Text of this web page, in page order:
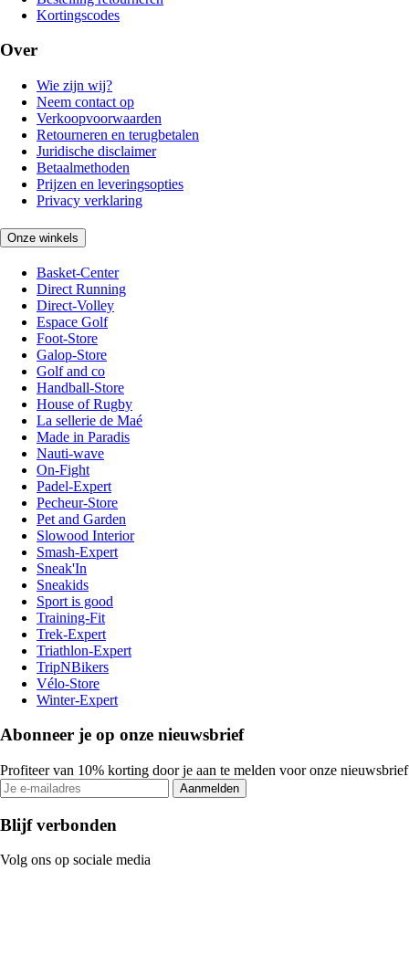
Kortingscodes
Over
Wie zijn wij?
Neem contact op
Verkoopvoorwaarden
Retourneren en terugbetalen
Juridische disclaimer
Betaalmethoden
Prijzen en leveringsopties
Privacy verklaring
Onze winkels
Basket-Center
Direct Running
Direct-Volley
Espace Golf
Foot-Store
Galop-Store
Golf and co
Handball-Store
House of Rugby
La sellerie de Maé
Made in Paradis
Nauti-wave
On-Fight
Padel-Expert
Pecheur-Store
Pet and Garden
Slowood Interior
Smash-Expert
Sneak'In
Sneakids
Sport is good
Training-Fit
Trek-Expert
Triathlon-Expert
TripNBikers
Vélo-Store
Winter-Expert
Abonneer je op onze nieuwsbrief
Profiteer van 10% korting door je aan te melden voor onze nieuwsbrief
Aanmelden
Blijf verbonden
Volg ons op sociale media